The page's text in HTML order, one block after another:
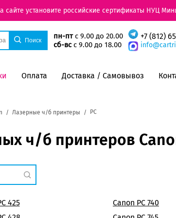
сайте установите российские сертификаты НУЦ
пн-птс 9.00 до 20.00
сб-всс 9.00 до 18.00
+7 (812)
Оплата Доставка / Самовывоз
Лазерные ч/б принтеры PC
ч/б принтеров
425
Canon PC 740